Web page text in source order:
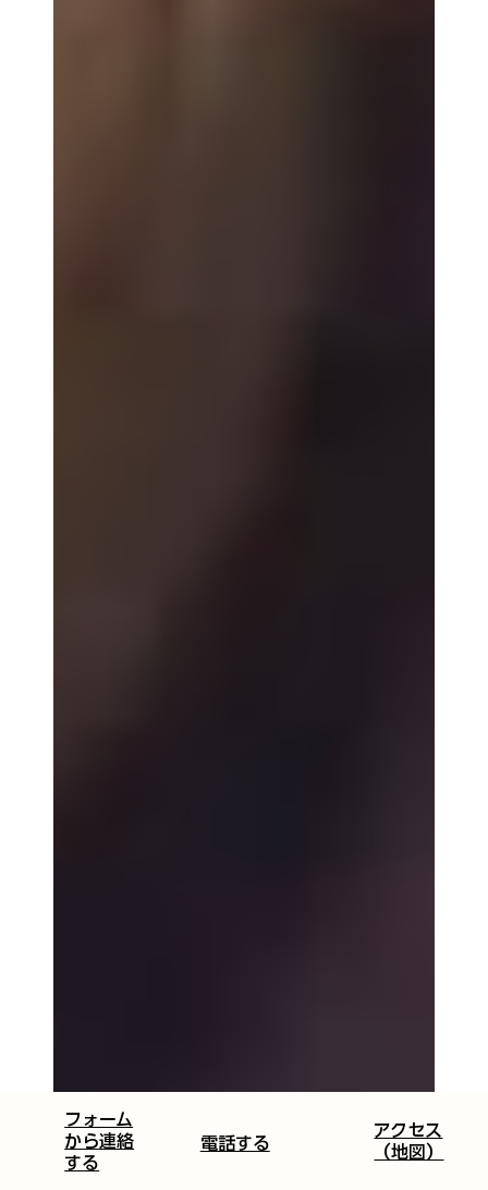
​フォーム
から連絡
する
​​電話する​
​​アクセス
（地図）​